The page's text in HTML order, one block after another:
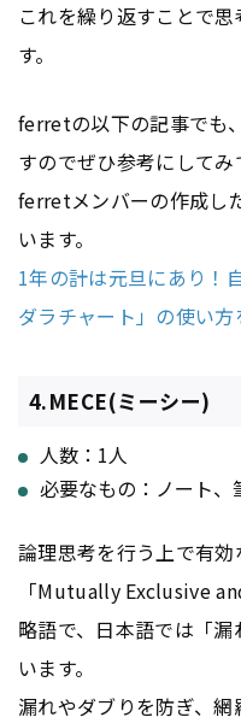
これを繰り返すことで
す。
ferretの以下の記事でも
すのでぜひ参考にしてみ
ferretメンバーの作成し
います。
1年の計は元旦にあり！
ダラチャート」の使い
4.MECE(ミーシー)
人数：1人
必要なもの：ノート、
論理思考を行う上で有効
「Mutually Exclusive
略語で、日本語では「
います。
漏れやダブりを防ぎ、